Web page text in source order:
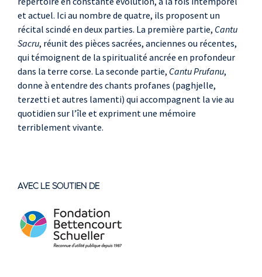
et actuel. Ici au nombre de quatre, ils proposent un
récital scindé en deux parties. La première partie, Cantu
Sacru, réunit des pièces sacrées, anciennes ou récentes,
qui témoignent de la spiritualité ancrée en profondeur
dans la terre corse. La seconde partie, Cantu Prufanu,
donne à entendre des chants profanes (paghjelle,
terzetti et autres lamenti) qui accompagnent la vie au
quotidien sur l’île et expriment une mémoire
terriblement vivante.
AVEC LE SOUTIEN DE